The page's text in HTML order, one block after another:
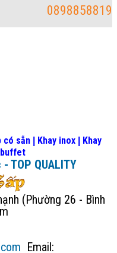
0898858819
có sẵn Khay inox
Khay
TOP QUALITY
(Phường 26 - Bình
Email: